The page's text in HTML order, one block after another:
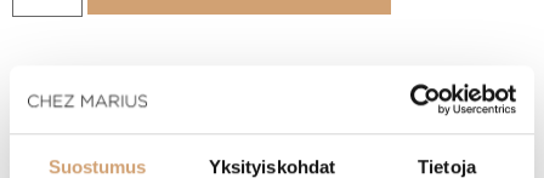
Suostumus Yksityiskohdat Tietoja
Tuotekuvaus